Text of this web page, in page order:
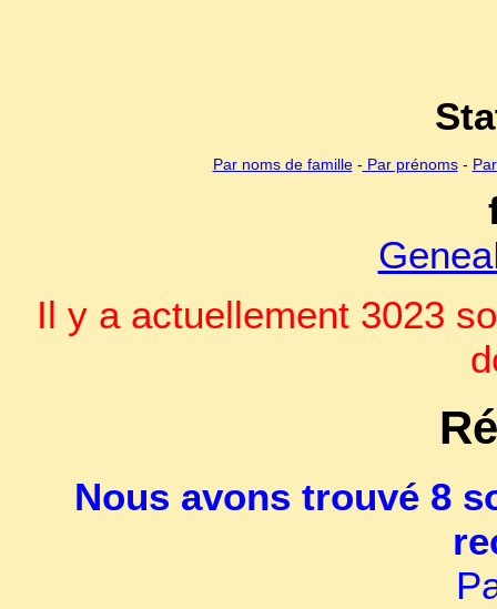
Par noms de famille- Par prénoms-
Il y a actuellement 3023
Nous avons trouvé 8